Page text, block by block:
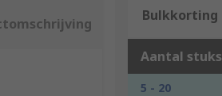
Bulkkorting
Aantal stuks
5 - 20